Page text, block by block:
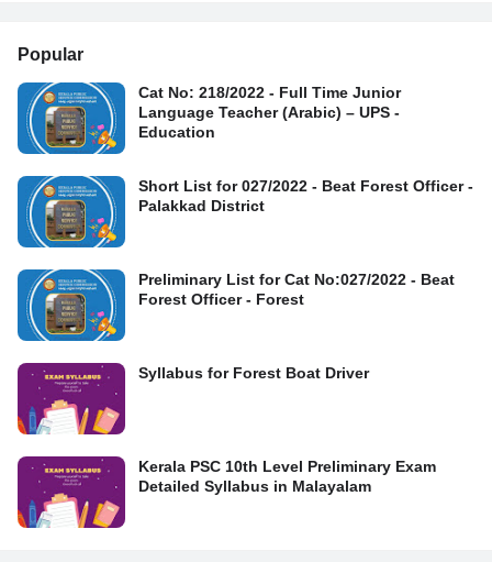
Popular
Cat No: 218/2022 - Full Time Junior
Language Teacher (Arabic) – UPS -
Education
Short List for 027/2022 - Beat Forest Officer -
Palakkad District
Preliminary List for Cat No:027/2022 - Beat
Forest Officer - Forest
Syllabus for Forest Boat Driver
Kerala PSC 10th Level Preliminary Exam
Detailed Syllabus in Malayalam